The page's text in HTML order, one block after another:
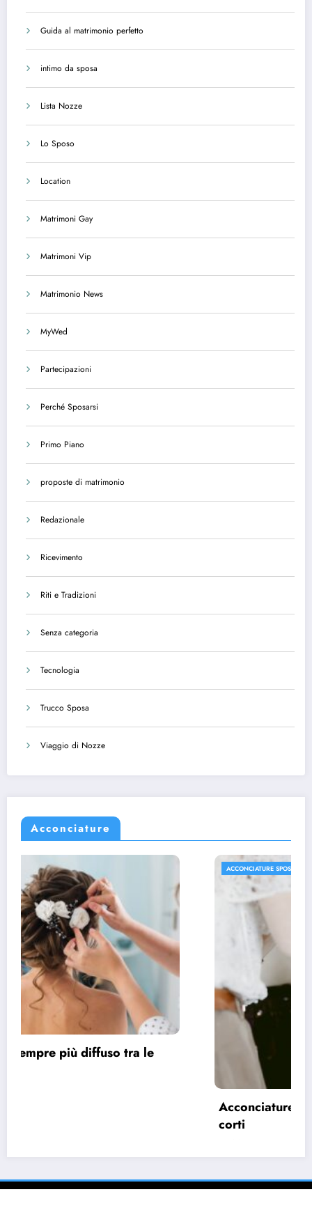
Guida al matrimonio perfetto
intimo da sposa
Lista Nozze
Lo Sposo
Location
Matrimoni Gay
Matrimoni Vip
Matrimonio News
MyWed
Partecipazioni
Perché Sposarsi
Primo Piano
proposte di matrimonio
Redazionale
Ricevimento
Riti e Tradizioni
Senza categoria
Tecnologia
Trucco Sposa
Viaggio di Nozze
Acconciature
ACCONCIATURE SPOSA
Acconciature sposa 2022, spazio ai capelli